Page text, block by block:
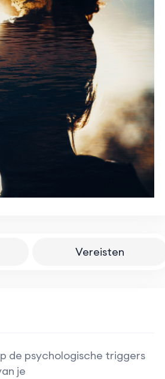
Vereisten
de psychologische triggers
je